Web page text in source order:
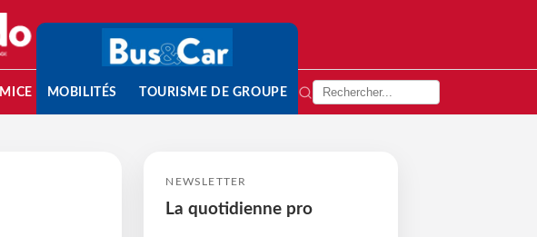
MICE MOBILITÉS TOURISME DE GROUPE
NEWSLETTER
La quotidienne pro